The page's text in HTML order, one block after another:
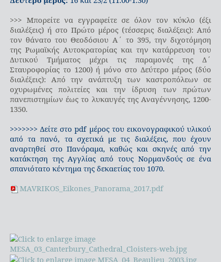
>>> Μπορείτε να εγγραφείτε σε όλον τον κύκλο (έξι
διαλέξεις) ή στο Πρώτο μέρος (τέσσερις διαλέξεις): Από
τον θάνατο του Θεοδόσιου Α΄ το 395, την διχοτόμηση
της Ρωμαϊκής Αυτοκρατορίας και την κατάρρευση του
Δυτικού Τμήματος μέχρι τις παραμονές της Δ΄
Σταυροφορίας το 1200) ή μόνο στο Δεύτερο μέρος (δύο
διαλέξεις): Από την ανάπτυξη των καστροπόλεων σε
οχυρωμένες πολιτείες και την ίδρυση των πρώτων
πανεπιστημίων έως το λυκαυγές της Αναγέννησης, 1200-
1350.
>>>>>>> Δείτε στο pdf μέρος του εικονογραφικού υλικού
από τα πανό, τα σχετικά με τις διαλέξεις, που έχουν
αναρτηθεί στο Πανόραμα, καθώς και σκηνές από την
κατάκτηση της Αγγλίας από τους Νορμανδούς σε ένα
σπανιότατο κέντημα της δεκαετίας του 1070.
MAVRIKOS_Eikones_Panorama_2017.pdf